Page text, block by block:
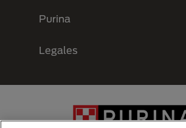
Purina
Legales